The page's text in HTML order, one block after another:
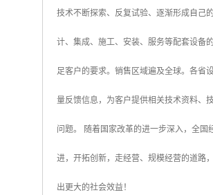
技术不断探索、反复试验、逐渐形成自己
计、集成、施工、安装、服务等配套设备
足客户的要求。销售区域遍及全球。各省
量反馈信息，为客户提供相关技术资料、
问题。 随着国家改革的进一步深入，全
进，开拓创新，走经营、规模经营的道路
出更大的社会效益！